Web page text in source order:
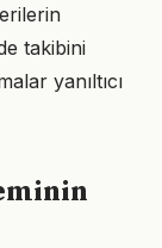
takibini
yanıltıcı